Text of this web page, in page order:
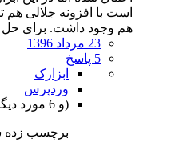
است با افزونه جلالی
هم وجود داشت. برای حل
23 مرداد 1396
5 پاسخ
ابزارک
وردپرس
(و 6 مورد دیگر)
برچسب زده